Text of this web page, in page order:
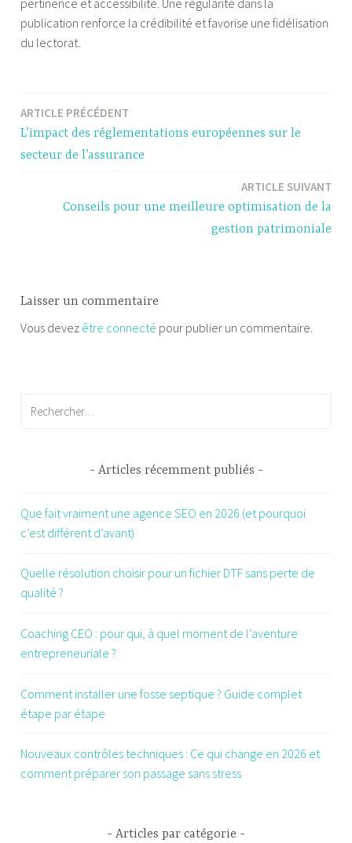
publication renforce la crédibilité et favorise une fidélisation
du lectorat.
Navigation
ARTICLE PRÉCÉDENT
L’impact des réglementations européennes sur le
secteur de l’assurance
ARTICLE SUIVANT
Conseils pour une meilleure optimisation de la
gestion patrimoniale
Laisser un commentaire
Vous devez être connecté pour publier un commentaire.
Articles récemment publiés
Que fait vraiment une agence SEO en 2026 (et pourquoi
c’est différent d’avant)
Quelle résolution choisir pour un fichier DTF sans perte de
qualité ?
Coaching CEO : pour qui, à quel moment de l’aventure
entrepreneuriale ?
Comment installer une fosse septique ? Guide complet
étape par étape
Nouveaux contrôles techniques : Ce qui change en 2026 et
comment préparer son passage sans stress
Articles par catégorie